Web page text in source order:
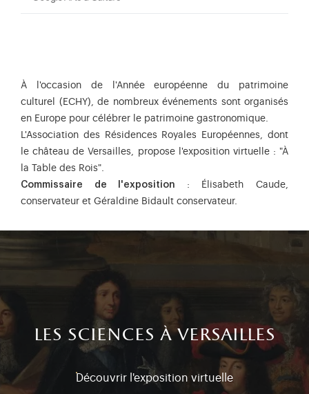
À l'occasion de l'Année européenne du patrimoine
culturel (ECHY), de nombreux événements sont organisés
en Europe pour célébrer le patrimoine gastronomique.
L'Association des Résidences Royales Européennes, dont
le château de Versailles, propose l'exposition virtuelle : "À
la Table des Rois".
Commissaire de l'exposition : Élisabeth Caude,
conservateur et Géraldine Bidault conservateur.
les sciences à versailles
Découvrir l'exposition virtuelle